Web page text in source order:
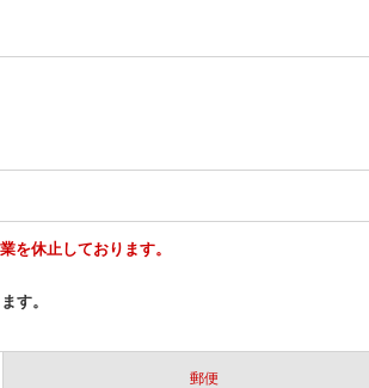
を休止しております。
す。
郵便